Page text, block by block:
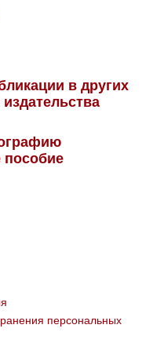
в других
пособие
персональных